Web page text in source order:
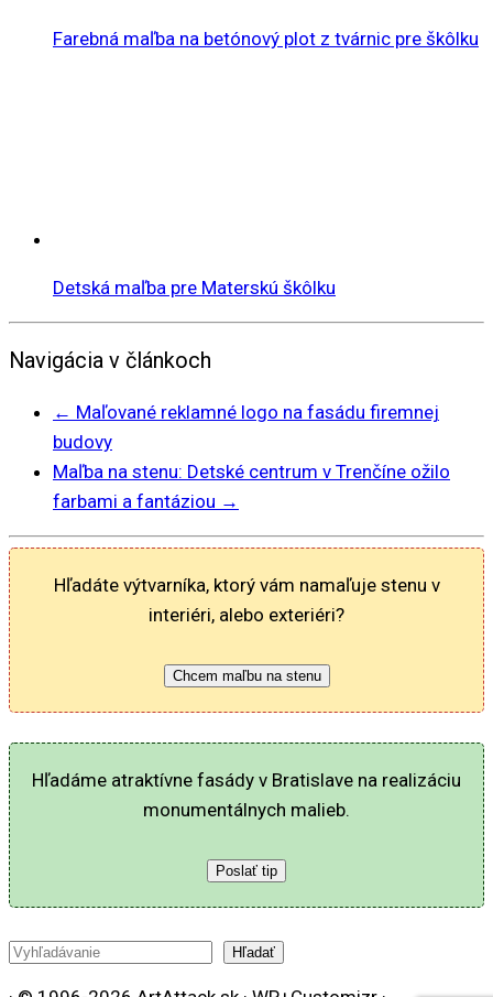
Farebná maľba na betónový plot z tvárnic pre škôlku
Detská maľba pre Materskú škôlku
Navigácia v článkoch
← Maľované reklamné logo na fasádu firemnej
budovy
Maľba na stenu: Detské centrum v Trenčíne ožilo
farbami a fantáziou →
Hľadáte výtvarníka, ktorý vám namaľuje stenu v
interiéri, alebo exteriéri?
Chcem maľbu na stenu
Hľadáme atraktívne fasády v Bratislave na realizáciu
monumentálnych malieb.
Poslať tip
Hľadať Hľadať